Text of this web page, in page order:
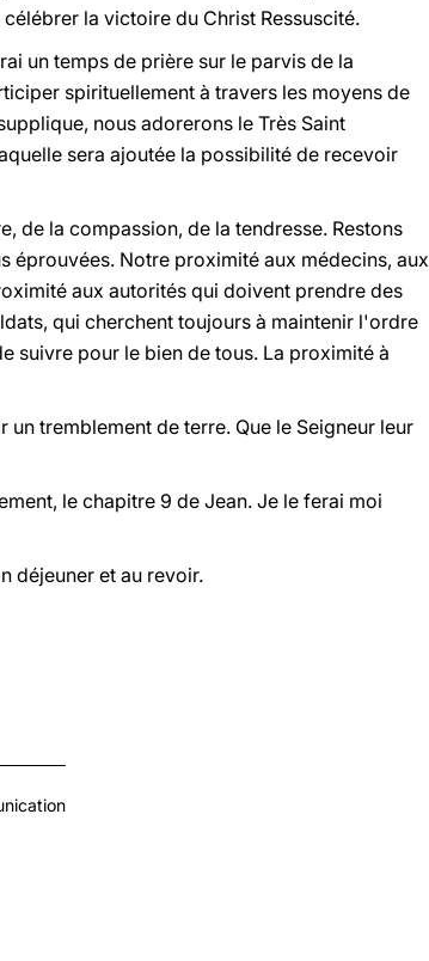
la victoire du Christ Ressuscité.
un temps de prière sur le parvis de la
spirituellement à travers les moyens de
nous adorerons le Très Saint
sera ajoutée la possibilité de recevoir
de la compassion, de la tendresse. Restons
éprouvées. Notre proximité aux médecins, aux
aux autorités qui doivent prendre des
qui cherchent toujours à maintenir l'ordre
suivre pour le bien de tous. La proximité à
tremblement de terre. Que le Seigneur leur
le chapitre 9 de Jean. Je le ferai moi
déjeuner et au revoir.